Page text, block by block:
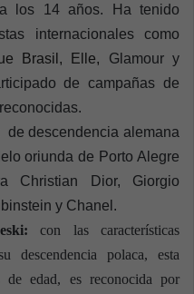
los 14 años. Ha tenido
internacionales como
Brasil, Elle, Glamoury
de campañas de
de descendencia alemana
oriunda de Porto Alegre
Christian Dior, Giorgio
y Chanel.
con las características
descendencia polaca, esta
edad, es reconocida por